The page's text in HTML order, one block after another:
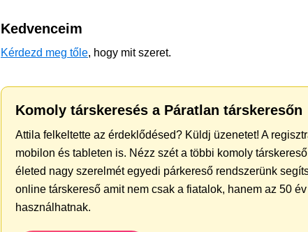
Kedvenceim
Kérdezd meg tőle, hogy mit szeret.
Komoly társkeresés a Páratlan társkeresőn
Attila felkeltette az érdeklődésed? Küldj üzenetet! A
mobilon és tableten is. Nézz szét a többi komoly
életed nagy szerelmét egyedi párkereső rendszerünk
online társkereső amit nem csak a fiatalok, hanem az 50
használhatnak.